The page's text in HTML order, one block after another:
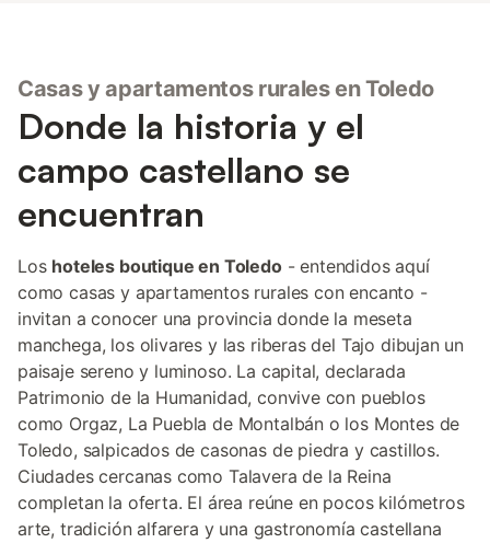
Casas y apartamentos rurales en Toledo
Donde la historia y el
campo castellano se
encuentran
Los hoteles boutique en Toledo- entendidos aquí
como casas y apartamentos rurales con encanto -
invitan a conocer una provincia donde la meseta
manchega, los olivares y las riberas del Tajo dibujan un
paisaje sereno y luminoso. La capital, declarada
Patrimonio de la Humanidad, convive con pueblos
como Orgaz, La Puebla de Montalbán o los Montes de
Toledo, salpicados de casonas de piedra y castillos.
Ciudades cercanas como Talavera de la Reina
completan la oferta. El área reúne en pocos kilómetros
arte, tradición alfarera y una gastronomía castellana